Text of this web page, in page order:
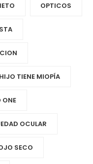
OPTICOS
TIENE MIOPÍA
ONE
OCULAR
SECO